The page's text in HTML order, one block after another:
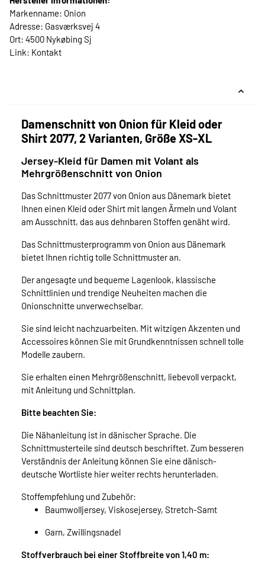
Markenname: Onion
Adresse: Gasværksvej 4
Ort: 4500 Nykøbing Sj
Link: Kontakt
Damenschnitt von Onion für Kleid oder
Shirt 2077, 2 Varianten, Größe XS-XL
Jersey-Kleid für Damen mit Volant als
Mehrgrößenschnitt von Onion
Das Schnittmuster 2077 von Onion aus Dänemark bietet
Ihnen einen Kleid oder Shirt mit langen Ärmeln und Volant
am Ausschnitt, das aus dehnbaren Stoffen genäht wird.
Das Schnittmusterprogramm von Onion aus Dänemark
bietet Ihnen richtig tolle Schnittmuster an.
Der angesagte und bequeme Lagenlook, klassische
Schnittlinien und trendige Neuheiten machen die
Onionschnitte unverwechselbar.
Sie sind leicht nachzuarbeiten. Mit witzigen Akzenten und
Accessoires können Sie mit Grundkenntnissen schnell tolle
Modelle zaubern.
Sie erhalten einen Mehrgrößenschnitt, liebevoll verpackt,
mit Anleitung und Schnittplan.
Bitte beachten Sie:
Die Nähanleitung ist in dänischer Sprache. Die
Schnittmusterteile sind deutsch beschriftet. Zum besseren
Verständnis der Anleitung können Sie eine dänisch-
deutsche Wortliste hier weiter rechts herunterladen.
Stoffempfehlung und Zubehör:
Baumwolljersey, Viskosejersey, Stretch-Samt
Garn, Zwillingsnadel
Stoffverbrauch bei einer Stoffbreite von 1,40 m: